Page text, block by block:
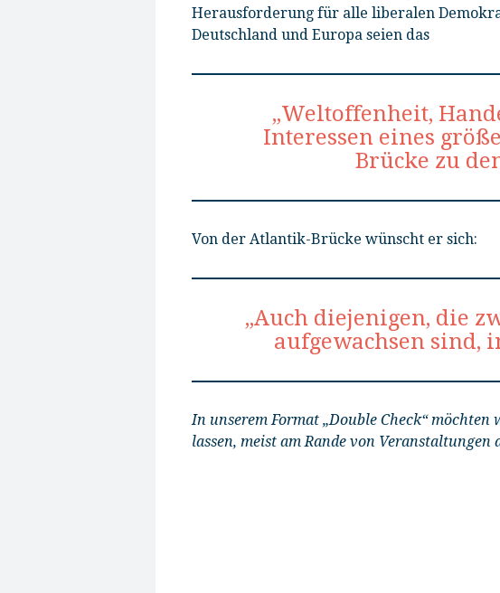
Herausforderung für alle liberalen
Deutschland und Europa seien das
„Weltoffenheit,
Interessen eines
Brücke zu
Von der Atlantik-Brücke wünscht er sich:
„Auch diejenigen, die
aufgewachsen sind,
In unserem Format „Double Check“
lassen, meist am Rande von